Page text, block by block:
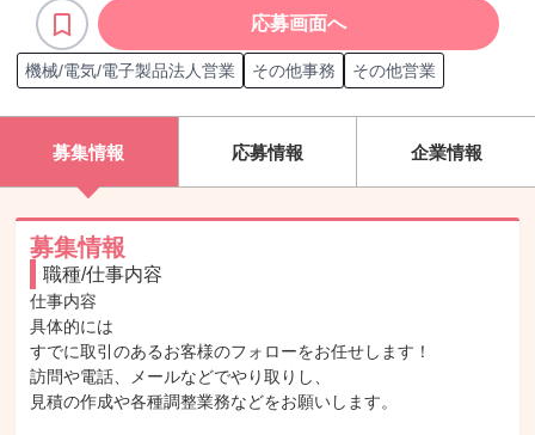
応募画面へ
機械/電気/電子製品法人営業 その他事務 その他営業
募集情報 応募情報 企業情報
募集情報
職種/仕事内容
仕事内容
具体的には
すでに取引のあるお客様のフォローをお任せします！
訪問や電話、メールなどでやり取りし、
見積の作成や各種調整業務などをお願いします。